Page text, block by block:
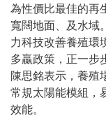
為性價比最佳的再
寬闊地面、及水域
力科技改善養殖環
多贏政策，正一步
陳思銘表示，養殖
常規太陽能模組，
效能。